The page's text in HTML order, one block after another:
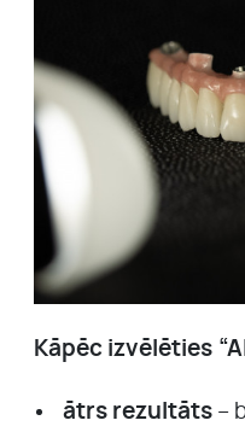
Kāpēc izvēlēties
ātrs rezultāts–